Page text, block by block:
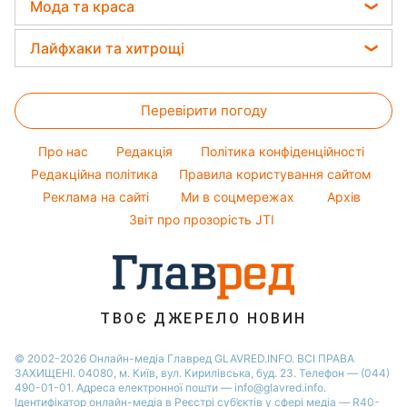
Потап
Софія Ротару
Новини Дніпра
Новини Сум
Новини Тернополя
Новини Черкаси
Новини Житомира
Новини Рівного
Новини Одеси
Новини Запоріжжя
Погода на сьогодні
Погода на завтра
Тести по картинці
Оптичні ілюзії
Народні прикмети
Усе про шоу-бізнес
Мода та краса
Жіночі стрижки
Фарбування волосся
Гарний манікюр
Модні помилки
Новини моди
Поради від Андре Тана
Лайфхаки та хитрощі
Кімнатні рослини
Усе про сало
Прибирання
Авто
Перевірити погоду
Про нас Редакція
Політика конфіденційності
Редакційна політика
Правила користування сайтом
Реклама на сайті
Ми в соцмережах
Архів
Звіт про прозорість JTI
ТВОЄ ДЖЕРЕЛО НОВИН
© 2002-2026 Онлайн-медіа Главред GLAVRED.INFO. ВСІ ПРАВА
ЗАХИЩЕНІ. 04080, м. Київ, вул. Кирилівська, буд. 23. Телефон — (044)
490-01-01. Адреса електронної пошти — info@glavred.info.
Ідентифікатор онлайн-медіа в Реєстрі суб’єктів у сфері медіа — R40-